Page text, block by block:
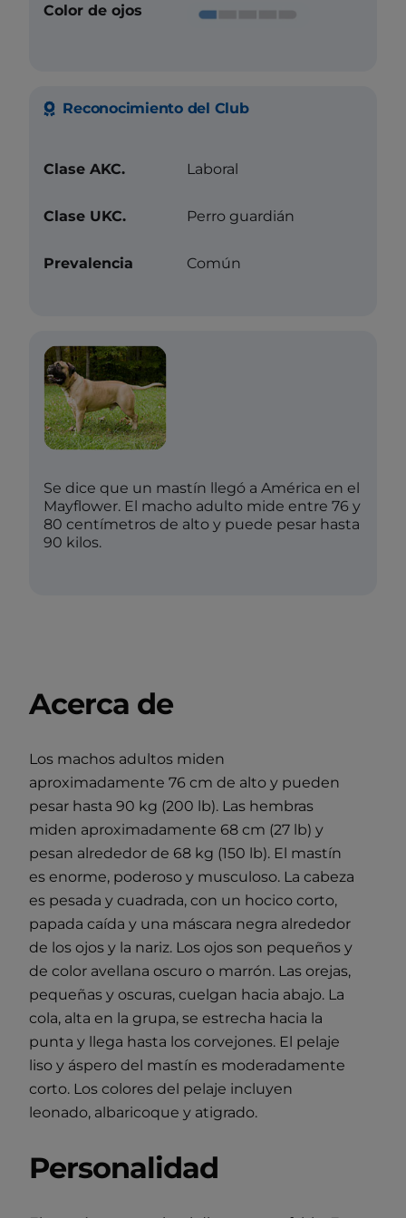
Color de ojos
Reconocimiento del Club
Clase AKC. Laboral
Clase UKC. Perro guardián
Prevalencia Común
Se dice que un mastín llegó a América en el
Mayflower. El macho adulto mide entre 76 y
80 centímetros de alto y puede pesar hasta
90 kilos.
Acerca de
Los machos adultos miden
aproximadamente 76 cm de alto y pueden
pesar hasta 90 kg (200 lb). Las hembras
miden aproximadamente 68 cm (27 lb) y
pesan alrededor de 68 kg (150 lb). El mastín
es enorme, poderoso y musculoso. La cabeza
es pesada y cuadrada, con un hocico corto,
papada caída y una máscara negra alrededor
de los ojos y la nariz. Los ojos son pequeños y
de color avellana oscuro o marrón. Las orejas,
pequeñas y oscuras, cuelgan hacia abajo. La
cola, alta en la grupa, se estrecha hacia la
punta y llega hasta los corvejones. El pelaje
liso y áspero del mastín es moderadamente
corto. Los colores del pelaje incluyen
leonado, albaricoque y atigrado.
Personalidad